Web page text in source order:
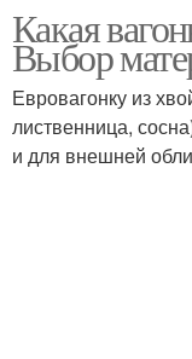
Какая
Выбор
Евровагонку из
лиственница,
и для внешней